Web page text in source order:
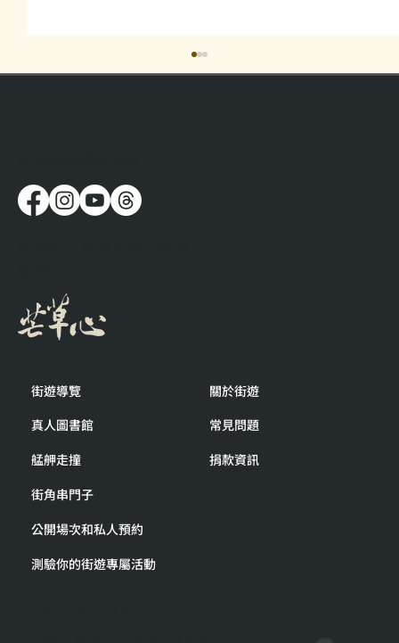
流浪時，人都在想些什麼呢？
街遊導覽
真人圖書館
艋舺走撞
街角串門子
公開場次和私人預約
測驗你的街遊專屬活動
關於街遊
常見問題
捐款資訊